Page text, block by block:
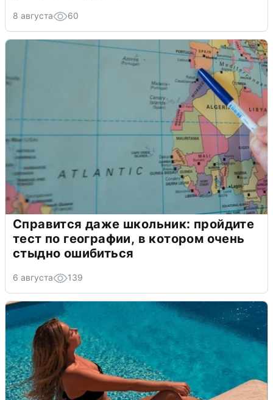
8 августа 60
Справится даже школьник: пройдите
тест по географии, в котором очень
стыдно ошибиться
6 августа 139